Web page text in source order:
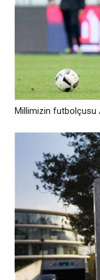
Millimizin futbolçusu